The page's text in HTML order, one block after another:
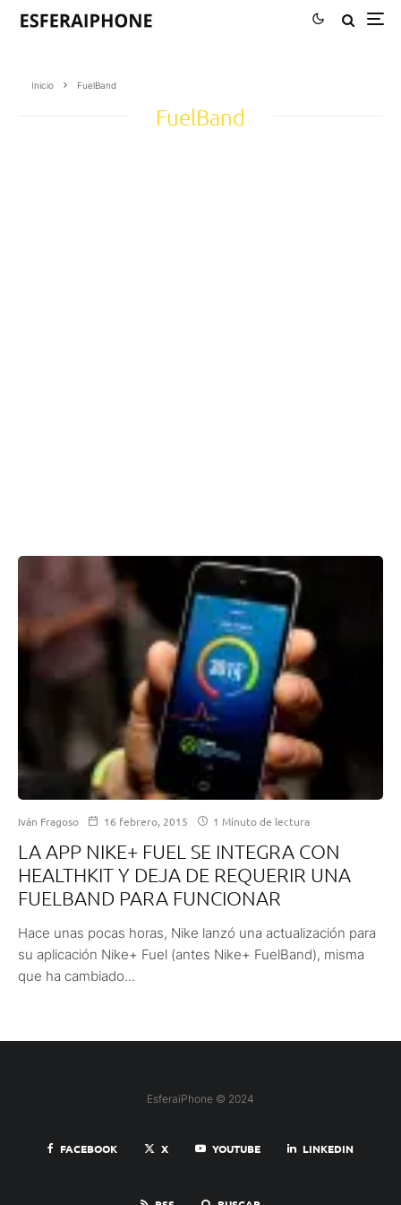
Inicio FuelBand
FuelBand
Iván Fragoso 16 febrero, 2015 1 Minuto de lectura
LA APP NIKE+ FUEL SE INTEGRA CON
HEALTHKIT Y DEJA DE REQUERIR UNA
FUELBAND PARA FUNCIONAR
Hace unas pocas horas, Nike lanzó una actualización para
su aplicación Nike+ Fuel (antes Nike+ FuelBand), misma
que ha cambiado...
EsferaiPhone © 2024
FACEBOOK X YOUTUBE LINKEDIN